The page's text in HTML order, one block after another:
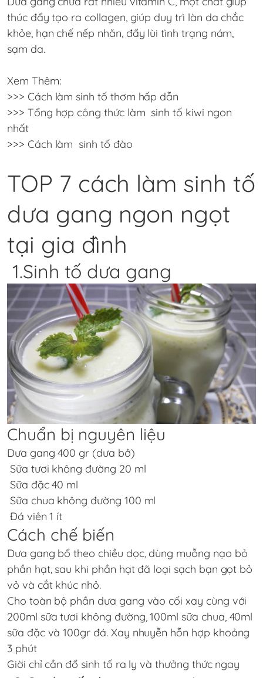
thúc đẩy tạo ra collagen, giúp duy trì làn da chắc
khỏe, hạn chế nếp nhăn, đẩy lùi tình trạng nám,
sạm da.
Xem Thêm:
>>> Cách làm sinh tố thơm hấp dẫn
>>> Tổng hợp công thức làm sinh tố kiwi ngon
nhất
>>> Cách làm sinh tố đào
TOP 7 cách làm sinh tố
dưa gang ngon ngọt
tại gia đình
1.Sinh tố dưa gang
Chuẩn bị nguyên liệu
Dưa gang 400 gr (dưa bở)
Sữa tươi không đường 20 ml
Sữa đặc 40 ml
Sữa chua không đường 100 ml
Đá viên 1 ít
Cách chế biến
Dưa gang bổ theo chiều dọc, dùng muỗng nạo bỏ
phần hạt, sau khi phần hạt đã loại sạch bạn gọt bỏ
vỏ và cắt khúc nhỏ.
Cho toàn bộ phần dưa gang vào cối xay cùng với
200ml sữa tươi không đường, 100ml sữa chua, 40ml
sữa đặc và 100gr đá. Xay nhuyễn hỗn hợp khoảng
3 phút
Giời chỉ cần đổ sinh tố ra ly và thưởng thức ngay